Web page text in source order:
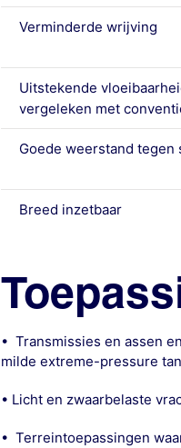
Verminderde wrijving
Uitstekende
vergeleken met
Goede weerstand tegen
Breed inzetbaar
• Transmissies en assen
milde extreme-pressure
• Licht en zwaarbelaste
• Terreintoepassingen